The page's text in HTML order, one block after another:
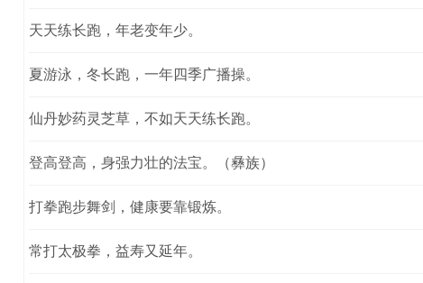
天天练长跑，年老变年少。
夏游泳，冬长跑，一年四季广播操。
仙丹妙药灵芝草，不如天天练长跑。
登高登高，身强力壮的法宝。（彝族）
打拳跑步舞剑，健康要靠锻炼。
常打太极拳，益寿又延年。